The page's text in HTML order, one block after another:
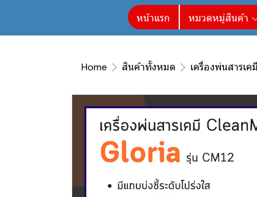
หน้าแรก หมวดหมู่สินค้า
Home สินค้าทั้งหมด เครื่องพ่นสารเคมี